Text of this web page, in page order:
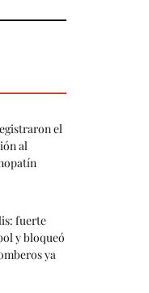
el
al
fuerte
y bloqueó
ya